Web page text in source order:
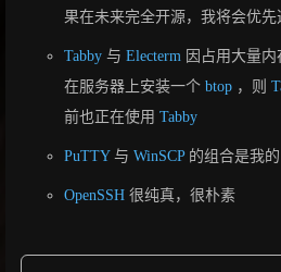
果在未来完全开源，我将会优先
Tabby 与 Electerm 因占用大量
在服务器上安装一个 btop ，则
前也正在使用 Tabby
PuTTY与 WinSCP的组合是我的
OpenSSH 很纯真，很朴素